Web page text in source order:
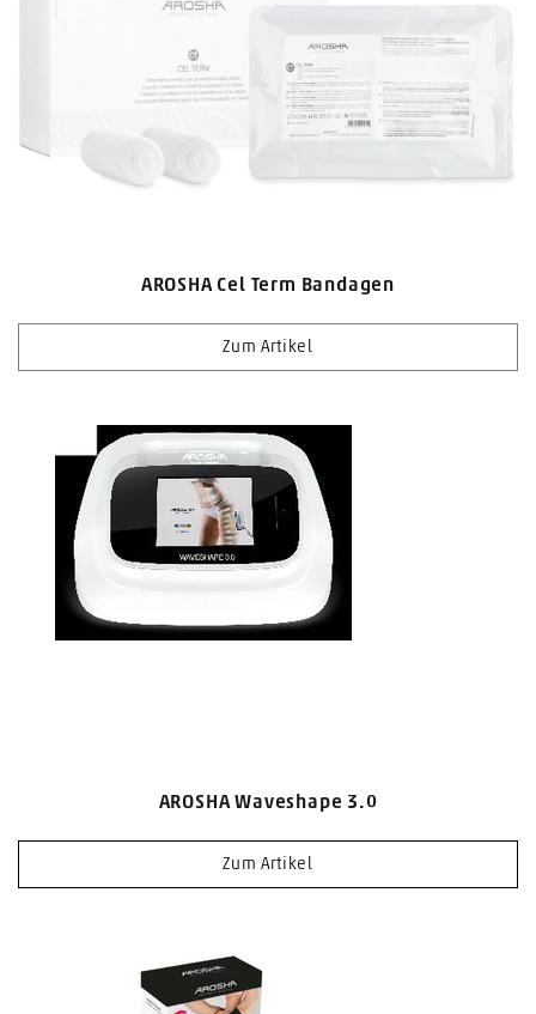
AROSHA Cel Term Bandagen
Zum Artikel
AROSHA Waveshape 3.0
Zum Artikel